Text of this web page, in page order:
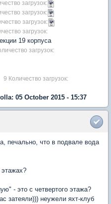
загрузок:
загрузок:
загрузок:
загрузок:
19 корпуса
загрузок:
9 Количество загрузок:
05 October 2015 - 15:37
печально, что в подвале вода
- это с четвертого этажа?
затеяли))) неужели яхт-клуб